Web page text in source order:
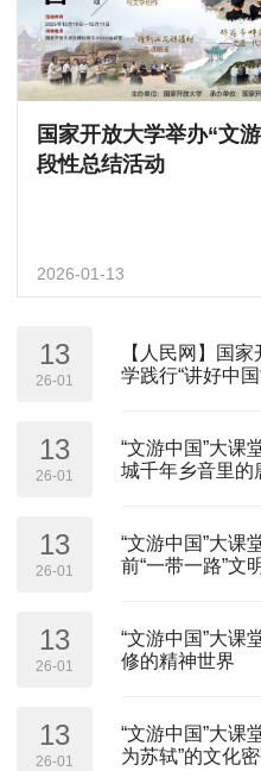
国家开放大学举办“文
段性总结活动
2026-01-13
13
26-01
【人民网】国
学践行“讲好中
13
26-01
“文游中国”大课
城千年乡音里的
13
26-01
“文游中国”大课
前“一带一路”文
13
26-01
“文游中国”大课
修的精神世界
13
26-01
“文游中国”大课
为苏轼”的文化